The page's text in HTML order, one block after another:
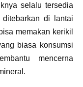
selalu tersedia
di lantai
memakan kerikil
biasa konsumsi
mencerna